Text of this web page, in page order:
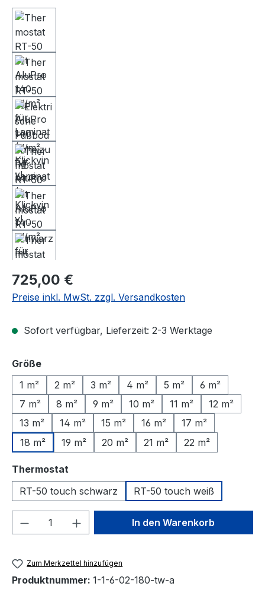
Regulärer Preis:
725,00 €
Preise inkl. MwSt. zzgl. Versandkosten
Sofort verfügbar, Lieferzeit: 2-3 Werktage
Größeauswählen
1 m²
2 m² 3 m² 4 m² 5 m²
6 m²
7 m²
8 m² 9 m² 10 m² 11 m²
12 m²
13 m²
14 m² 15 m² 16 m²
17 m²
18 m²
19 m² 20 m² 21 m² 22 m²
Thermostat
RT-50 touch schwarz
RT-50 touch weiß
Produkt Anzahl: Gib denIn den Warenkorb
Zum Merkzettel hinzufügen
Produktnummer: 1-1-6-02-180-tw-a